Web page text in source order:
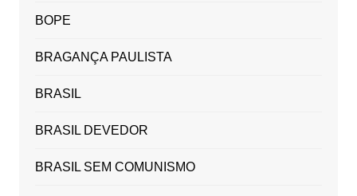
BOPE
BRAGANÇA PAULISTA
BRASIL
BRASIL DEVEDOR
BRASIL SEM COMUNISMO